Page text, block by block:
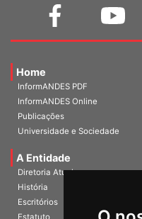
Home
InformANDES PDF
InformANDES Online
Publicações
Universidade e Sociedade
A Entidade
Diretoria Atual
História
Escritórios
Estatuto